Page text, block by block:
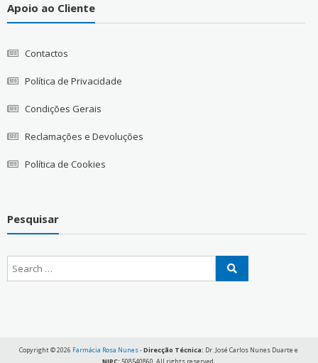
Apoio ao Cliente
Contactos
Política de Privacidade
Condições Gerais
Reclamações e Devoluções
Política de Cookies
Pesquisar
Copyright © 2026 Farmácia Rosa Nunes-Direcção Técnica: Dr. José Carlos Nunes Duarte e